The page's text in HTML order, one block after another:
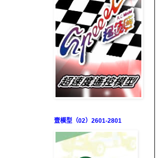
壹模型（02）2601-2801